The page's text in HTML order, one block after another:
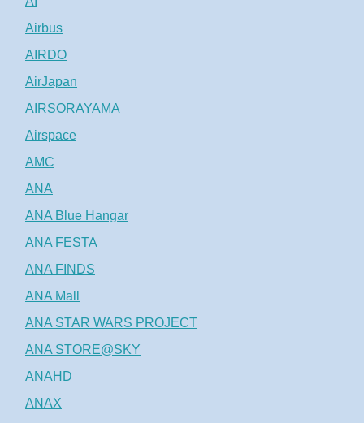
Airbus
AIRDO
AirJapan
AIRSORAYAMA
Airspace
AMC
ANA
ANA Blue Hangar
ANA FESTA
ANA FINDS
ANA Mall
ANA STAR WARS PROJECT
ANA STORE@SKY
ANAHD
ANAX